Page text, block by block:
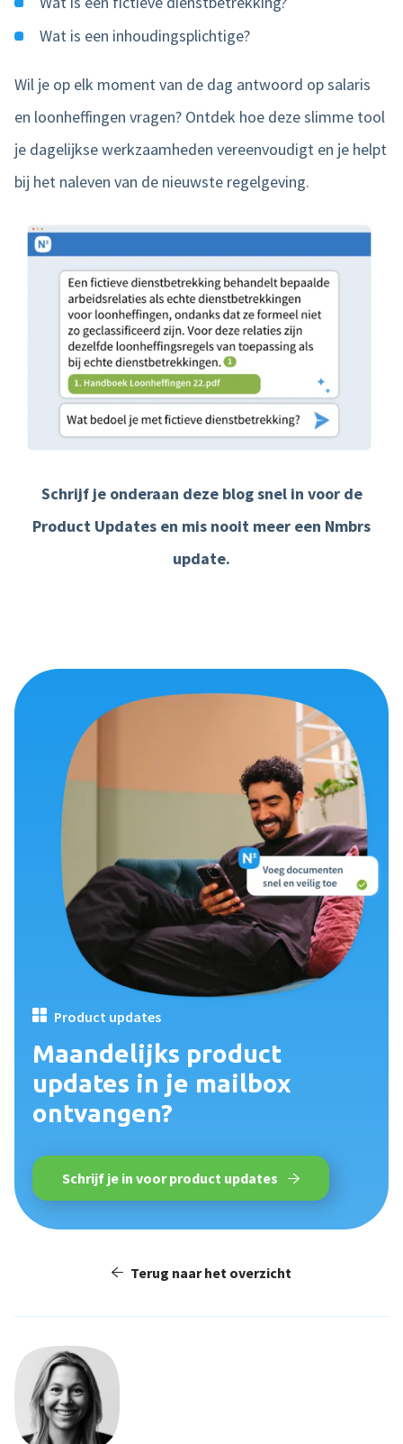
Wat is een inhoudingsplichtige?
Wil je op elk moment van de dag antwoord op salaris
en loonheffingen vragen? Ontdek hoe deze slimme tool
je dagelijkse werkzaamheden vereenvoudigt en je helpt
bij het naleven van de nieuwste regelgeving.
Schrijf je onderaan deze blog snel in voor de
Product Updates en mis nooit meer een Nmbrs
update.
Product updates
Maandelijks product
updates in je mailbox
ontvangen?
Schrijf je in voor product updates
Terug naar het overzicht